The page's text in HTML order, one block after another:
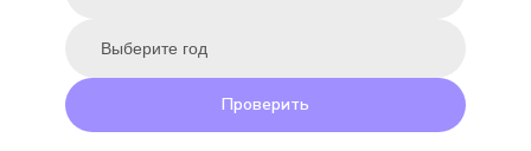
Проверить